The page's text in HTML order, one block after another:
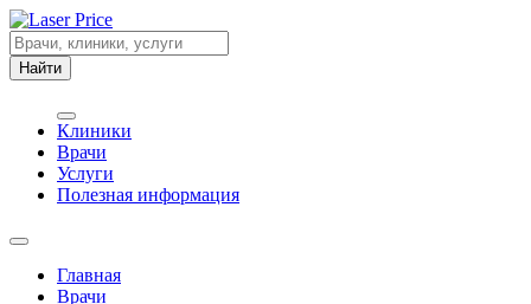
Найти
Клиники
Врачи
Услуги
Полезная информация
Главная
Врачи